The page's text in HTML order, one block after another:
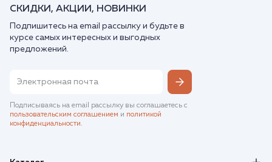
СКИДКИ, АКЦИИ, НОВИНКИ
Подпишитесь на email рассылку и будьте в
курсе самых интересных и выгодных
предложений.
Подписываясь на email рассылку вы соглашаетесь с
пользовательским соглашением и политикой
конфиденциальности.